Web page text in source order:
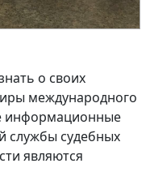
о своих
международного
информационные
службы судебных
являются